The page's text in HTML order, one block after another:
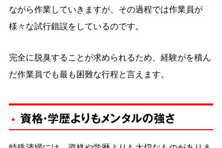
ながら作業していきますが、その過程では作業員が
様々な試行錯誤をしているのです。
完全に脱臭することが求められるため、経験がを積ん
だ作業員でも最も困難な行程と言えます。
資格・学歴よりもメンタルの強さ